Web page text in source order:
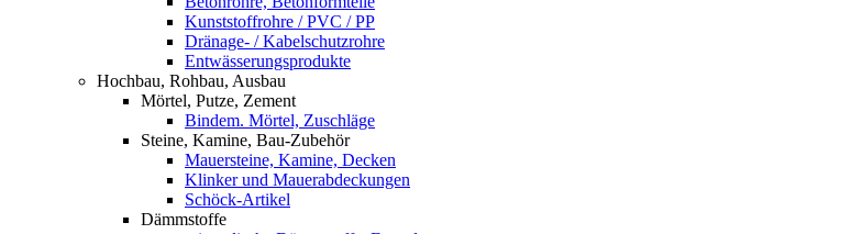
Kunststoffrohre / PVC / PP
Dränage- / Kabelschutzrohre
Entwässerungsprodukte
Hochbau, Rohbau, Ausbau
Mörtel, Putze, Zement
Bindem. Mörtel, Zuschläge
Steine, Kamine, Bau-Zubehör
Mauersteine, Kamine, Decken
Klinker und Mauerabdeckungen
Schöck-Artikel
Dämmstoffe